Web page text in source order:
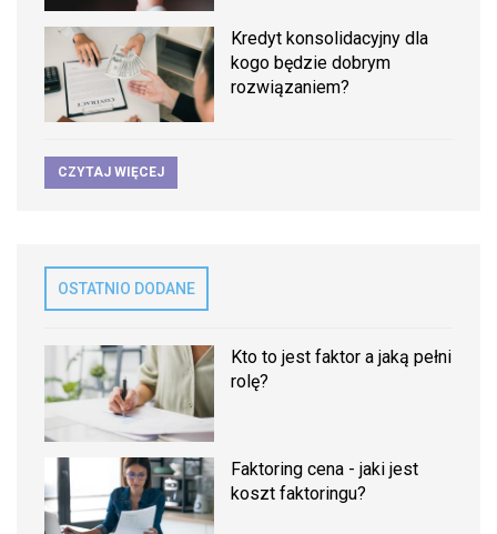
Kredyt konsolidacyjny dla
kogo będzie dobrym
rozwiązaniem?
CZYTAJ WIĘCEJ
OSTATNIO DODANE
Kto to jest faktor a jaką pełni
rolę?
Faktoring cena - jaki jest
koszt faktoringu?